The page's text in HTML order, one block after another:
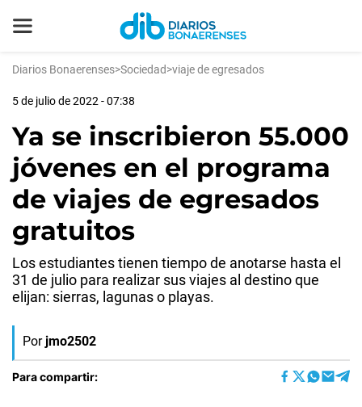
Diarios Bonaerenses>Sociedad>viaje de egresados
5 de julio de 2022 - 07:38
Ya se inscribieron 55.000
jóvenes en el programa
de viajes de egresados
gratuitos
Los estudiantes tienen tiempo de anotarse hasta el
31 de julio para realizar sus viajes al destino que
elijan: sierras, lagunas o playas.
Por jmo2502
Para compartir: